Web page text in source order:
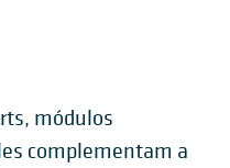
módulos
complementam a